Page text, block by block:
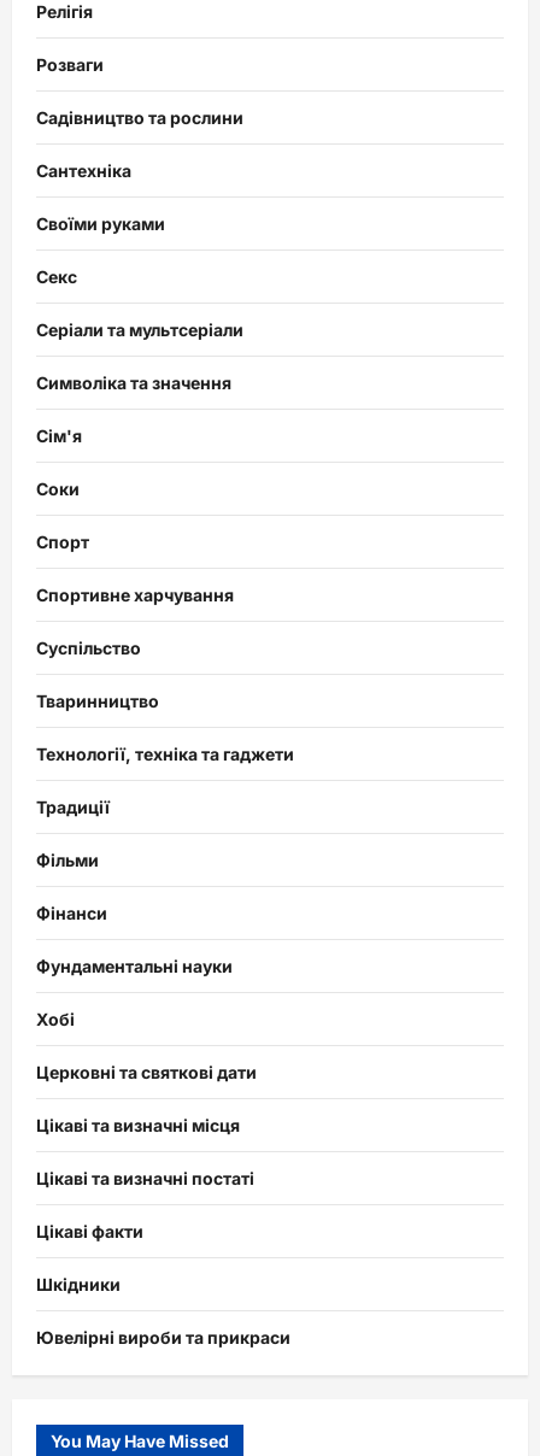
Релігія
Розваги
Садівництво та рослини
Сантехніка
Своїми руками
Секс
Серіали та мультсеріали
Символіка та значення
Сім'я
Соки
Спорт
Спортивне харчування
Суспільство
Тваринництво
Технології, техніка та гаджети
Традиції
Фільми
Фінанси
Фундаментальні науки
Хобі
Церковні та святкові дати
Цікаві та визначні місця
Цікаві та визначні постаті
Цікаві факти
Шкідники
Ювелірні вироби та прикраси
You May Have Missed